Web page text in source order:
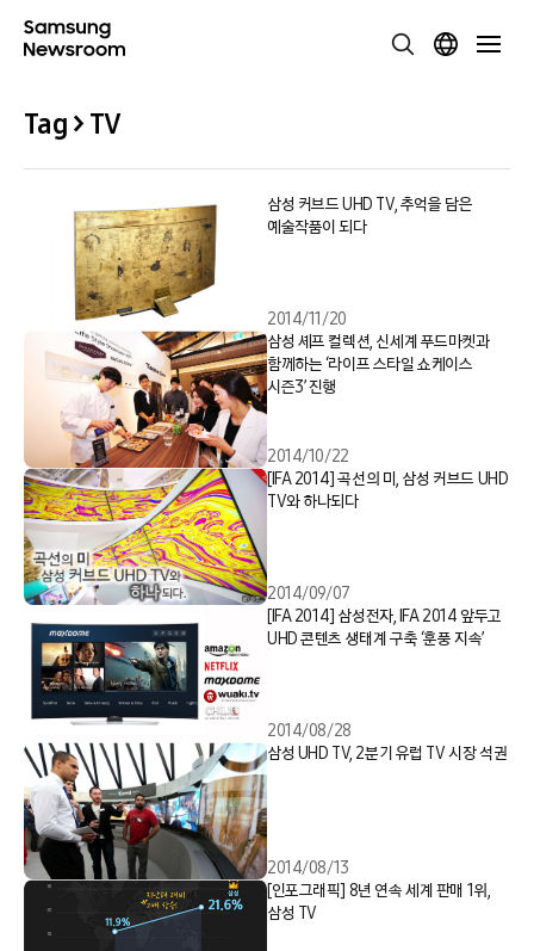
Tag > TV
삼성 커브드 UHD TV, 추억을 담은
예술작품이 되다
2014/11/20
삼성 셰프 컬렉션, 신세계 푸드마켓과
함께하는 ‘라이프 스타일 쇼케이스
시즌3’ 진행
2014/10/22
[IFA 2014] 곡선의 미, 삼성 커브드 UHD
TV와 하나되다
2014/09/07
[IFA 2014] 삼성전자, IFA 2014 앞두고
UHD 콘텐츠 생태계 구축 ‘훈풍 지속’
2014/08/28
삼성 UHD TV, 2분기 유럽 TV 시장 석권
2014/08/13
[인포그래픽] 8년 연속 세계 판매 1위,
삼성 TV